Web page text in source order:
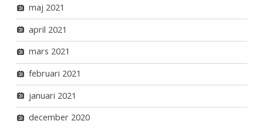
maj 2021
april 2021
mars 2021
februari 2021
januari 2021
december 2020